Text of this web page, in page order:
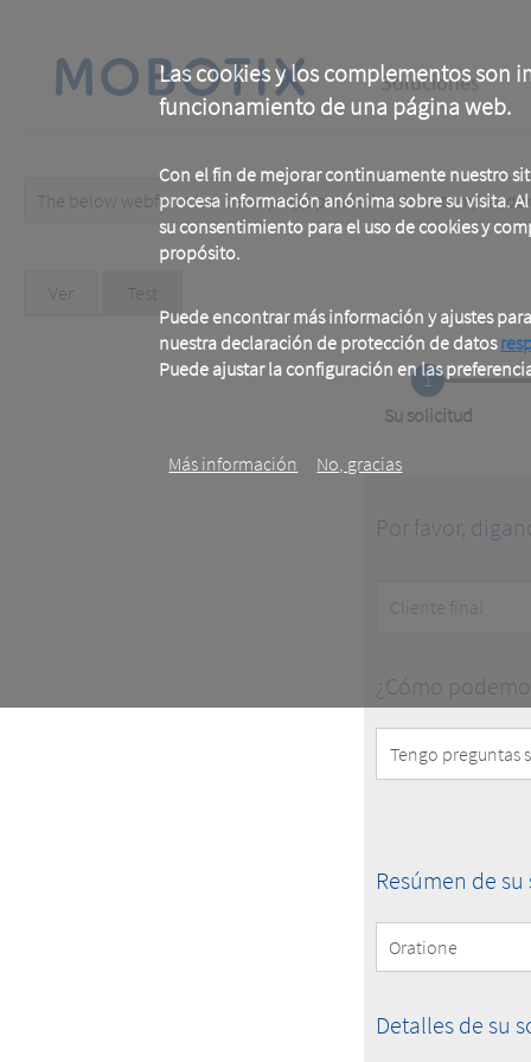
Las cookies y los complementos son
funcionamiento de una página web.
Con el fin de mejorar continuamente nuestro
procesa información anónima sobre su visita.
su consentimiento para el uso de cookies y
propósito.
Puede encontrar más información y ajustes
nuestra declaración de protección de datos
Puede ajustar la configuración en las
Más información No, gracias
content
Main
navigation
Soluciones
Warning
message
The below webform has been prepopulated with custom/
Primary
Ver Test
tab)
1
Current
Su solicitud
Por favor,
Type
How
can
we
help
you?
¿Cómo
Summary
your
Request
Resúmen de
Details
Detalles de su